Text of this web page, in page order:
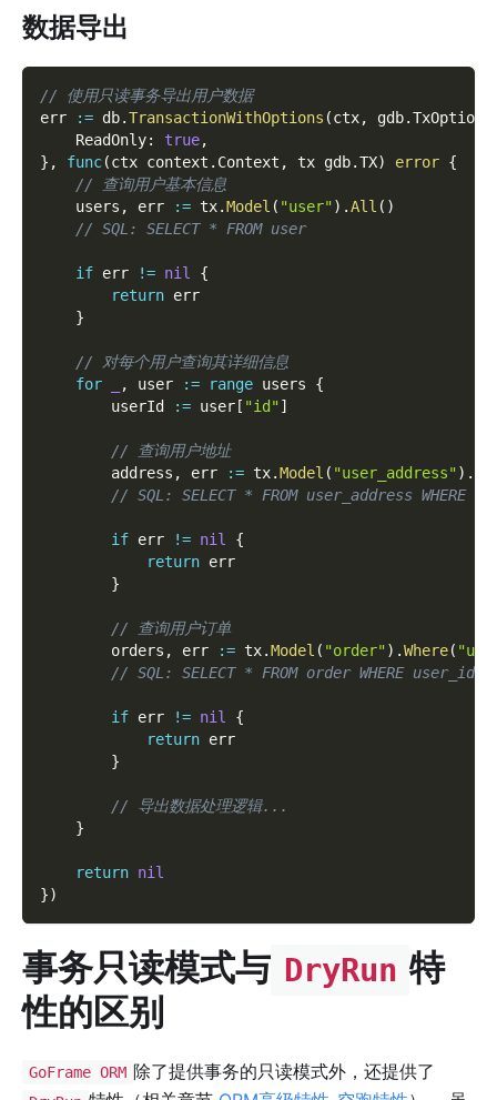
数据导出
// 使用只读事务导出用户数据
err
:= db.TransactionWithOptions (ctx, gdb.TxOptions
    ReadOnly
: true,
} , func(ctx context . Context , tx gdb.TX) error {
// 查询用户基本信息
    users
, err := tx.Model ( "user") .All ( )
// SQL: SELECT * FROM user
if err != nil
{
return err
}
// 对每个用户查询其详细信息
for
, user := range users {
        userId
:= user [ "id"]
// 查询用户地址
        address
, err := tx.Model ( "user_address") .
// SQL: SELECT * FROM user_address WHERE
if err != nil
{
return err
}
// 查询用户订单
        orders
, err := tx.Model ( "order") .Where(
// SQL: SELECT * FROM order WHERE user_id=?
if err != nil
{
return err
}
// 导出数据处理逻辑...
}
return nil
})
事务只读模式与 DryRun 特
性的区别
GoFrame ORM 除了提供事务的只读模式外，还提供了